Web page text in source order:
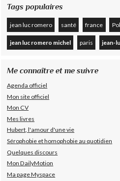
Tags populaires
jean luc romero santé france
jean luc romero michel paris jean-
Me connaître et me suivre
Agenda officiel
Mon site officiel
Mon CV
Mes livres
Hubert, l'amour d'une vie
Sérophobie et homophobie au quotidien
Quelques discours
Mon DailyMotion
Ma page Myspace